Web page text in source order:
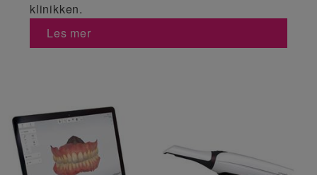
klinikken.
Les mer